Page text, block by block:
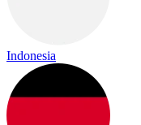
Indonesia